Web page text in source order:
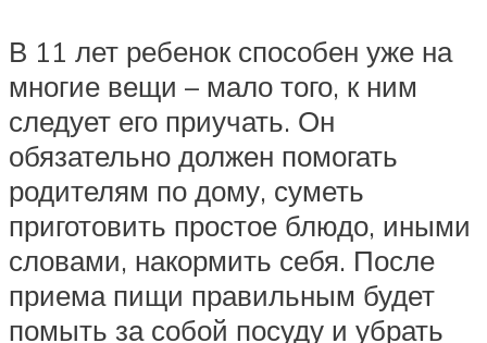
В 11 лет ребенок способен уже на
многие вещи – мало того, к ним
следует его приучать. Он
обязательно должен помогать
родителям по дому, суметь
приготовить простое блюдо, иными
словами, накормить себя. После
приема пищи правильным будет
помыть за собой посуду и убрать